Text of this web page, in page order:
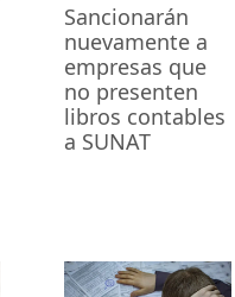
Sancionarán
nuevamente a
empresas que
no presenten
libros contables
a SUNAT